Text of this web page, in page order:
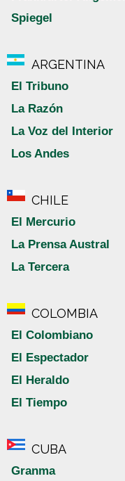
Spiegel
ARGENTINA
El Tribuno
La Razón
La Voz del Interior
Los Andes
CHILE
El Mercurio
La Prensa Austral
La Tercera
COLOMBIA
El Colombiano
El Espectador
El Heraldo
El Tiempo
CUBA
Granma